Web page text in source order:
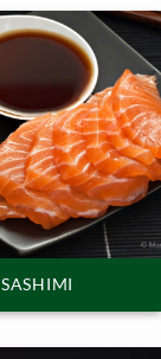
SASHIMI